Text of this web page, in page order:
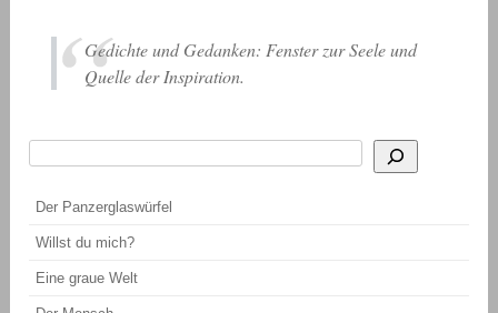
Gedichte und Gedanken: Fenster zur Seele und
Quelle der Inspiration.
Der Panzerglaswürfel
Willst du mich?
Eine graue Welt